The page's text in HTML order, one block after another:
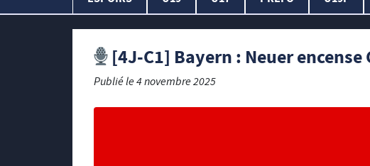
[4J-C1] Bayern : Neuer encense
Publié le4 novembre 2025